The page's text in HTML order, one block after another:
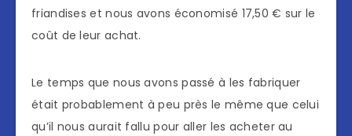
friandises et nous avons économisé 17,50 € sur le
coût de leur achat.
Le temps que nous avons passé à les fabriquer
était probablement à peu près le même que celui
qu’il nous aurait fallu pour aller les acheter au